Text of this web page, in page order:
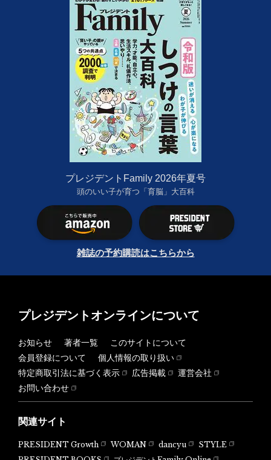
プレジデントFamily 2026年夏号
頭のいい子が育つ「育脳」大百科
雑誌の予約購読はこちらから
プレジデントオンラインについて
お知らせ 著者一覧
このサイトについて
会員登録について
個人情報の取り扱い
特定商取引法に基づく表示
広告掲載
運営会社
お問い合わせ
関連サイト
PRESIDENT Growth WOMAN dancyu
STYLE